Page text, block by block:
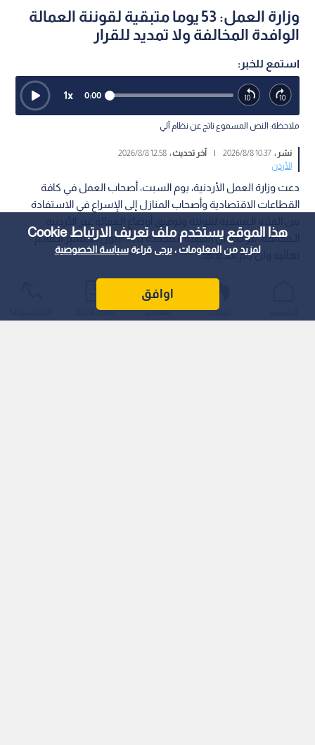
هذا الموقع يستخدم ملف تعريف الارتباط Cookie
لمزيد من المعلومات ، يرجى قراءةسياسة الخصوصية
اوافق
وزارة العمل: 53 يوما متبقية لقوننة العمالة
الوافدة المخالفة ولا تمديد للقرار
استمع للخبر:
0:00
1x
ملاحظة: النص المسموع ناتج عن نظام آلي
نشر :10:37 2026/8/8
| آخر تحديث :12:58 2026/8/8
الأردن
دعت وزارة العمل الأردنية، يوم السبت، أصحاب العمل في كافة
القطاعات الاقتصادية وأصحاب المنازل إلى الإسراع في الاستفادة
الـمخالفة، مؤكدة أن المهلة الـمحددة بـ 30 أيلول/سبتمبر الـقادم
نهائية ولن يتم تمديدها.
عواجل المباشر أحدث الأخبار